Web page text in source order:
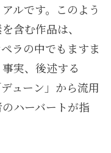
ルです。このよう
含む作品は、
ラの中でもますま
実、後述する
ューン」から流用
ハーバートが指